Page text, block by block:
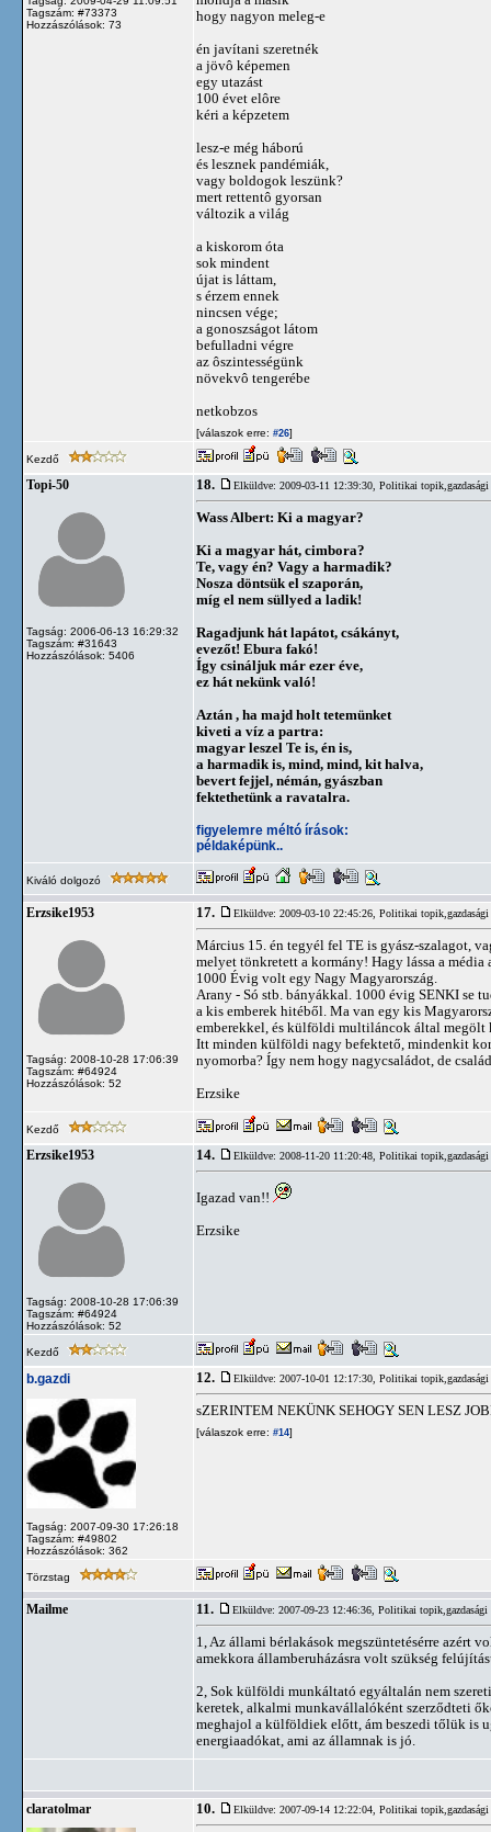
Tagszám: #73373
Hozzászólások: 73
hogy nagyon meleg-e
én javítani szeretnék
a jövô képemen
egy utazást
100 évet elôre
kéri a képzetem
lesz-e még háború
és lesznek pandémiák,
vagy boldogok leszünk?
mert rettentô gyorsan
változik a világ
a kiskorom óta
sok mindent
újat is láttam,
s érzem ennek
nincsen vége;
a gonoszságot látom
befulladni végre
az ôszintességünk
növekvô tengerébe
netkobzos
[válaszok erre: #26]
Kezdő
Topi-50
Tagság: 2006-06-13 16:29:32
Tagszám: #31643
Hozzászólások: 5406
18. Elküldve: 2009-03-11 12:39:30, Politikai topik,gazdasági
Wass Albert: Ki a magyar?
Ki a magyar hát, cimbora?
Te, vagy én? Vagy a harmadik?
Nosza döntsük el szaporán,
míg el nem süllyed a ladik!
Ragadjunk hát lapátot, csákányt,
evezőt! Ebura fakó!
Így csináljuk már ezer éve,
ez hát nekünk való!
Aztán , ha majd holt tetemünket
kiveti a víz a partra:
magyar leszel Te is, én is,
a harmadik is, mind, mind, kit halva,
bevert fejjel, némán, gyászban
fektethetünk a ravatalra.
figyelemre méltó írások:
példaképünk..
Kiváló dolgozó
Erzsike1953
Tagság: 2008-10-28 17:06:39
Tagszám: #64924
Hozzászólások: 52
17. Elküldve: 2009-03-10 22:45:26, Politikai topik,gazdasági
Március 15. én tegyél fel TE is gyász-szalagot,
melyet tönkretett a kormány! Hagy lássa a
1000 Évig volt egy Nagy Magyarország.
Arany - Só stb. bányákkal. 1000 évig SENKI se
a kis emberek hitéből. Ma van egy kis
emberekkel, és külföldi multiláncok által megölt
Itt minden külföldi nagy befektető, mindenkit
nyomorba? Így nem hogy nagycsaládot, de
Erzsike
Kezdő
Erzsike1953
Tagság: 2008-10-28 17:06:39
Tagszám: #64924
Hozzászólások: 52
14. Elküldve: 2008-11-20 11:20:48, Politikai topik,gazdasági
Igazad van!!
Erzsike
Kezdő
b.gazdi
Tagság: 2007-09-30 17:26:18
Tagszám: #49802
Hozzászólások: 362
12. Elküldve: 2007-10-01 12:17:30, Politikai topik,gazdasági
sZERINTEM NEKÜNK SEHOGY SEN LESZ
[válaszok erre: #14]
Törzstag
Mailme 11. Elküldve: 2007-09-23 12:46:36, Politikai topik,gazdasági
1, Az állami bérlakások megszüntetésérre azért
amekkora államberuházásra volt szükség
2, Sok külföldi munkáltató egyáltalán nem
keretek, alkalmi munkavállalóként szerződteti
meghajol a külföldiek előtt, ám beszedi tőlük is
energiaadókat, ami az államnak is jó.
claratolmar 10. Elküldve: 2007-09-14 12:22:04, Politikai topik,gazdasági